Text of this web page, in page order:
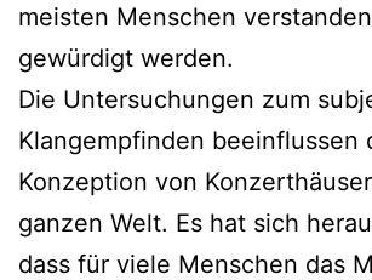
meisten Menschen
gewürdigt werden.
Die Untersuchungen zum
Klangempfinden beeinflussen
Konzeption von
ganzen Welt. Es hat sich
dass für viele Menschen das